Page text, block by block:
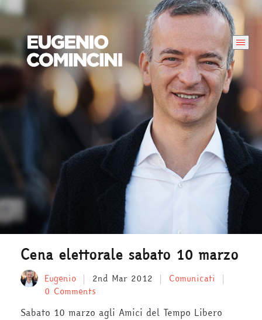
Cena elettorale sabato 10 marzo
Eugenio 2nd Mar 2012
Comunicati
0 Comments
Sabato 10 marzo agli Amici del Tempo Libero